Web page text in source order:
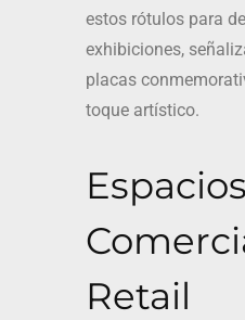
estos rótulos para
exhibiciones,
placas
toque artístico.
Espacios
Retail